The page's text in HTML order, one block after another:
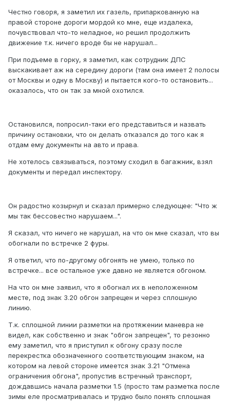
Честно говоря, я заметил их газель, припаркованную на
правой стороне дороги мордой ко мне, еще издалека,
почувствовал что-то неладное, но решил продолжить
движение т.к. ничего вроде бы не нарушал...
При подъеме в горку, я заметил, как сотрудник ДПС
выскакивает аж на середину дороги (там она имеет 2 полосы
от Москвы и одну в Москву) и пытается кого-то остановить...
оказалось, что он так за мной охотился.
Остановился, попросил-таки его представиться и назвать
причину остановки, что он делать отказался до того как я
отдам ему документы на авто и права.
Не хотелось связываться, поэтому сходил в багажник, взял
документы и передал инспектору.
Он радостно козырнул и сказал примерно следующее: "Что ж
мы так бессовестно нарушаем...".
Я сказал, что ничего не нарушал, на что он мне сказал, что вы
обогнали по встречке 2 фуры.
Я ответил, что по-другому обгонять не умею, только по
встречке... все остальное уже давно не является обгоном.
На что он мне заявил, что я обогнал их в неположенном
месте, под знак 3.20 обгон запрещен и через сплошную
линию.
Т.к. сплошной линии разметки на протяжении маневра не
видел, как собственно и знак "обгон запрещен", то резонно
ему заметил, что я приступил к обгону сразу после
перекрестка обозначенного соответствующим знаком, на
котором на левой стороне имеется знак 3.21 "Отмена
ограничения обгона", пропустив встречный транспорт,
дождавшись начала разметки 1.5 (просто там разметка после
зимы еле просматривалась и трудно было понять сплошная